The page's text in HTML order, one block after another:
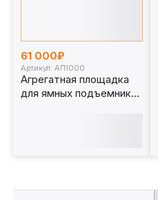
61 000₽
Артикул: АП1000
Агрегатная площадка
для ямных подъемников